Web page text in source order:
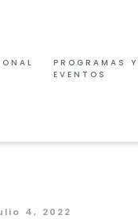
PROGRAMAS Y
EVENTOS
4, 2022